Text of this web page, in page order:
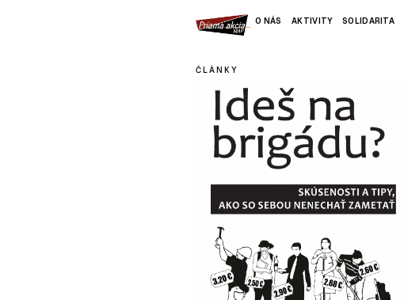
O NÁS AKTIVITY SOLIDARITA
ČLÁNKY